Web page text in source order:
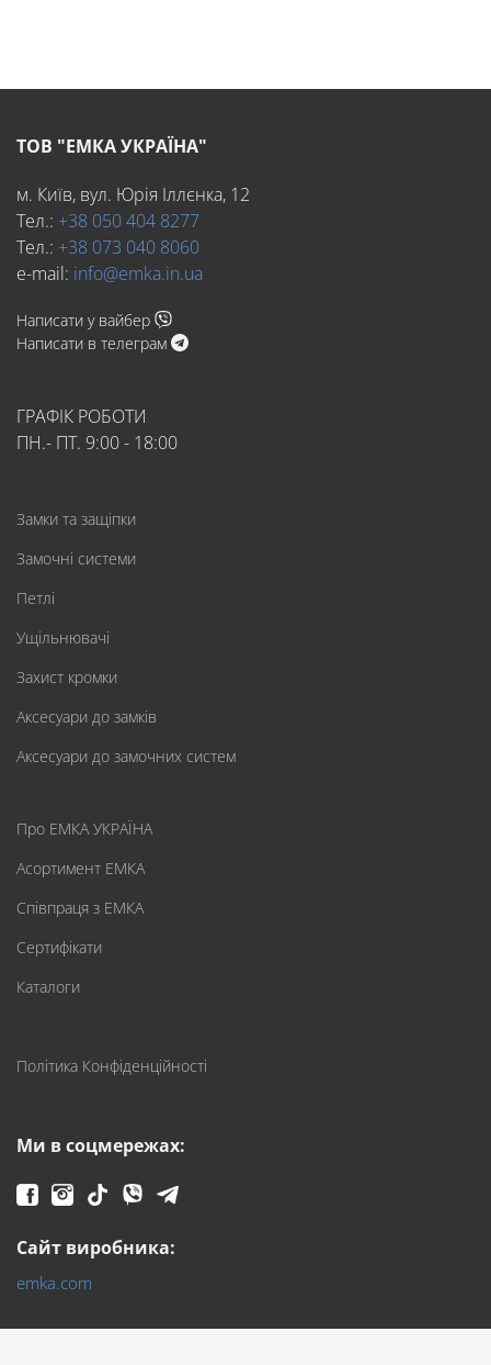
ТОВ "ЕМКА УКРАЇНА"
м. Київ, вул. Юрія Іллєнка, 12
Тел.: +38 050 404 8277
Тел.: +38 073 040 8060
e-mail: info@emka.in.ua
Написати у вайбер
Написати в телеграм
ГРАФІК РОБОТИ
ПН.- ПТ. 9:00 - 18:00
Замки та защіпки
Замочні системи
Петлі
Ущільнювачі
Захист кромки
Аксесуари до замків
Аксесуари до замочних систем
Про ЕМКА УКРАЇНА
Асортимент ЕМКА
Співпраця з ЕМКА
Сертифікати
Каталоги
Політика Конфіденційності
Ми в соцмережах:
Сайт виробника:
emka.com